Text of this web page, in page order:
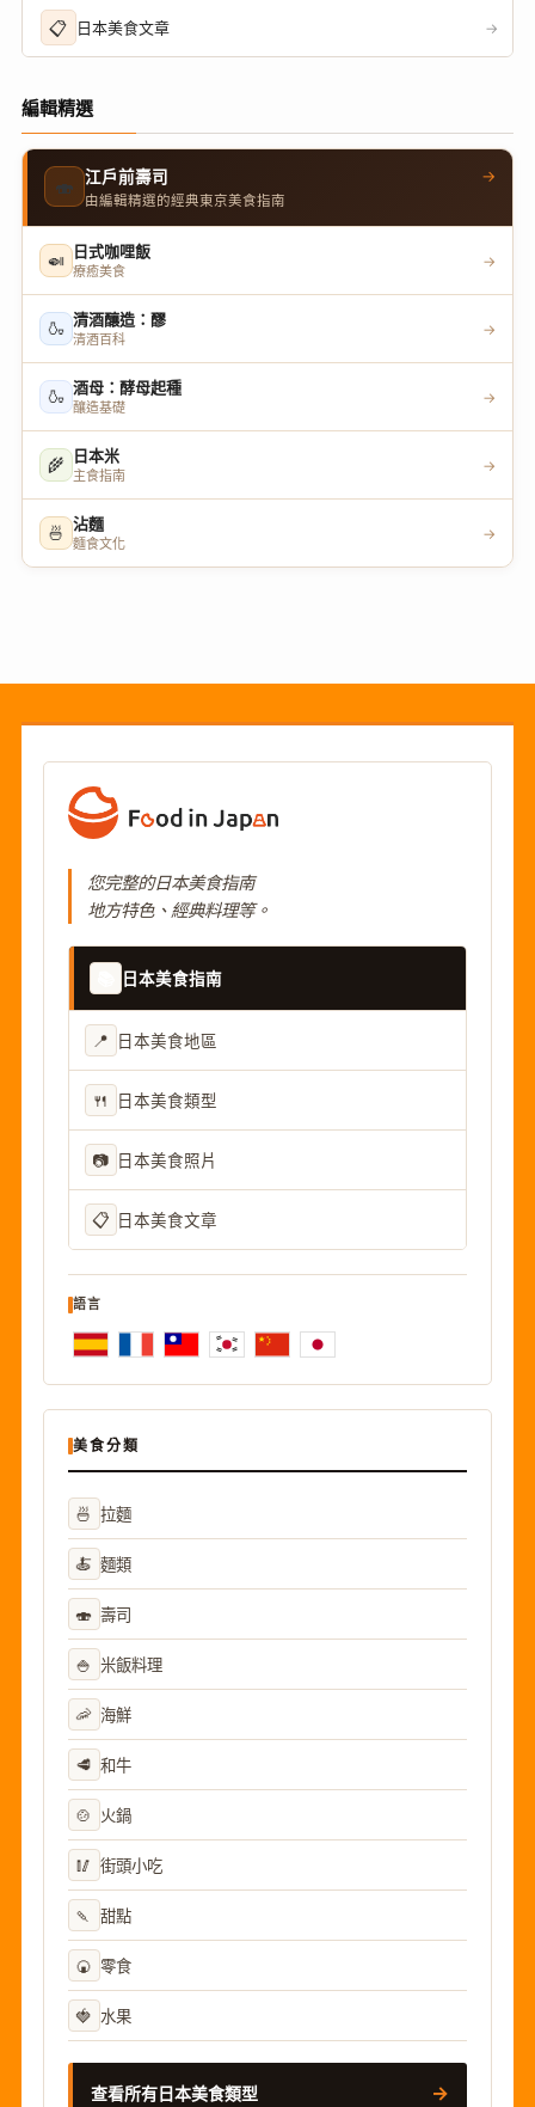
📋 日本美食文章 →
編輯精選
🍣 江戶前壽司
由編輯精選的經典東京美食指南
→
🍛 日式咖哩飯
療癒美食
→
🍶 清酒釀造：醪
清酒百科
→
🍶 酒母：酵母起種
釀造基礎
→
🌾 日本米
主食指南
→
🍜 沾麵
麵食文化
→
您完整的日本美食指南
地方特色、經典料理等。
日本美食指南
📍 日本美食地區
🍴 日本美食類型
📷 日本美食照片
📋 日本美食文章
語言
美食分類
🍜 拉麵
🍝 麵類
🍣 壽司
🍚 米飯料理
🦐 海鮮
🥩 和牛
🍲 火鍋
🥢 街頭小吃
🍡 甜點
🍘 零食
🍓 水果
查看所有日本美食類型 →